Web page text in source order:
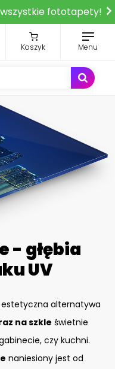
fototapety!
Koszyk Menu
- głębia
UV
alternatywa
na szkle świetnie
czy kuchni.
naniesiony jest od